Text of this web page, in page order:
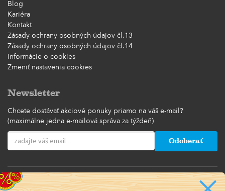
Blog
Kariéra
Kontakt
Zásady ochrany osobných údajov čl.13
Zásady ochrany osobných údajov čl.14
Informácie o cookies
Zmeniť nastavenia cookies
Newsletter
Chcete dostávať akciové ponuky priamo na váš e-mail?
(maximálne jedna e-mailová správa za týždeň)
Odoberať